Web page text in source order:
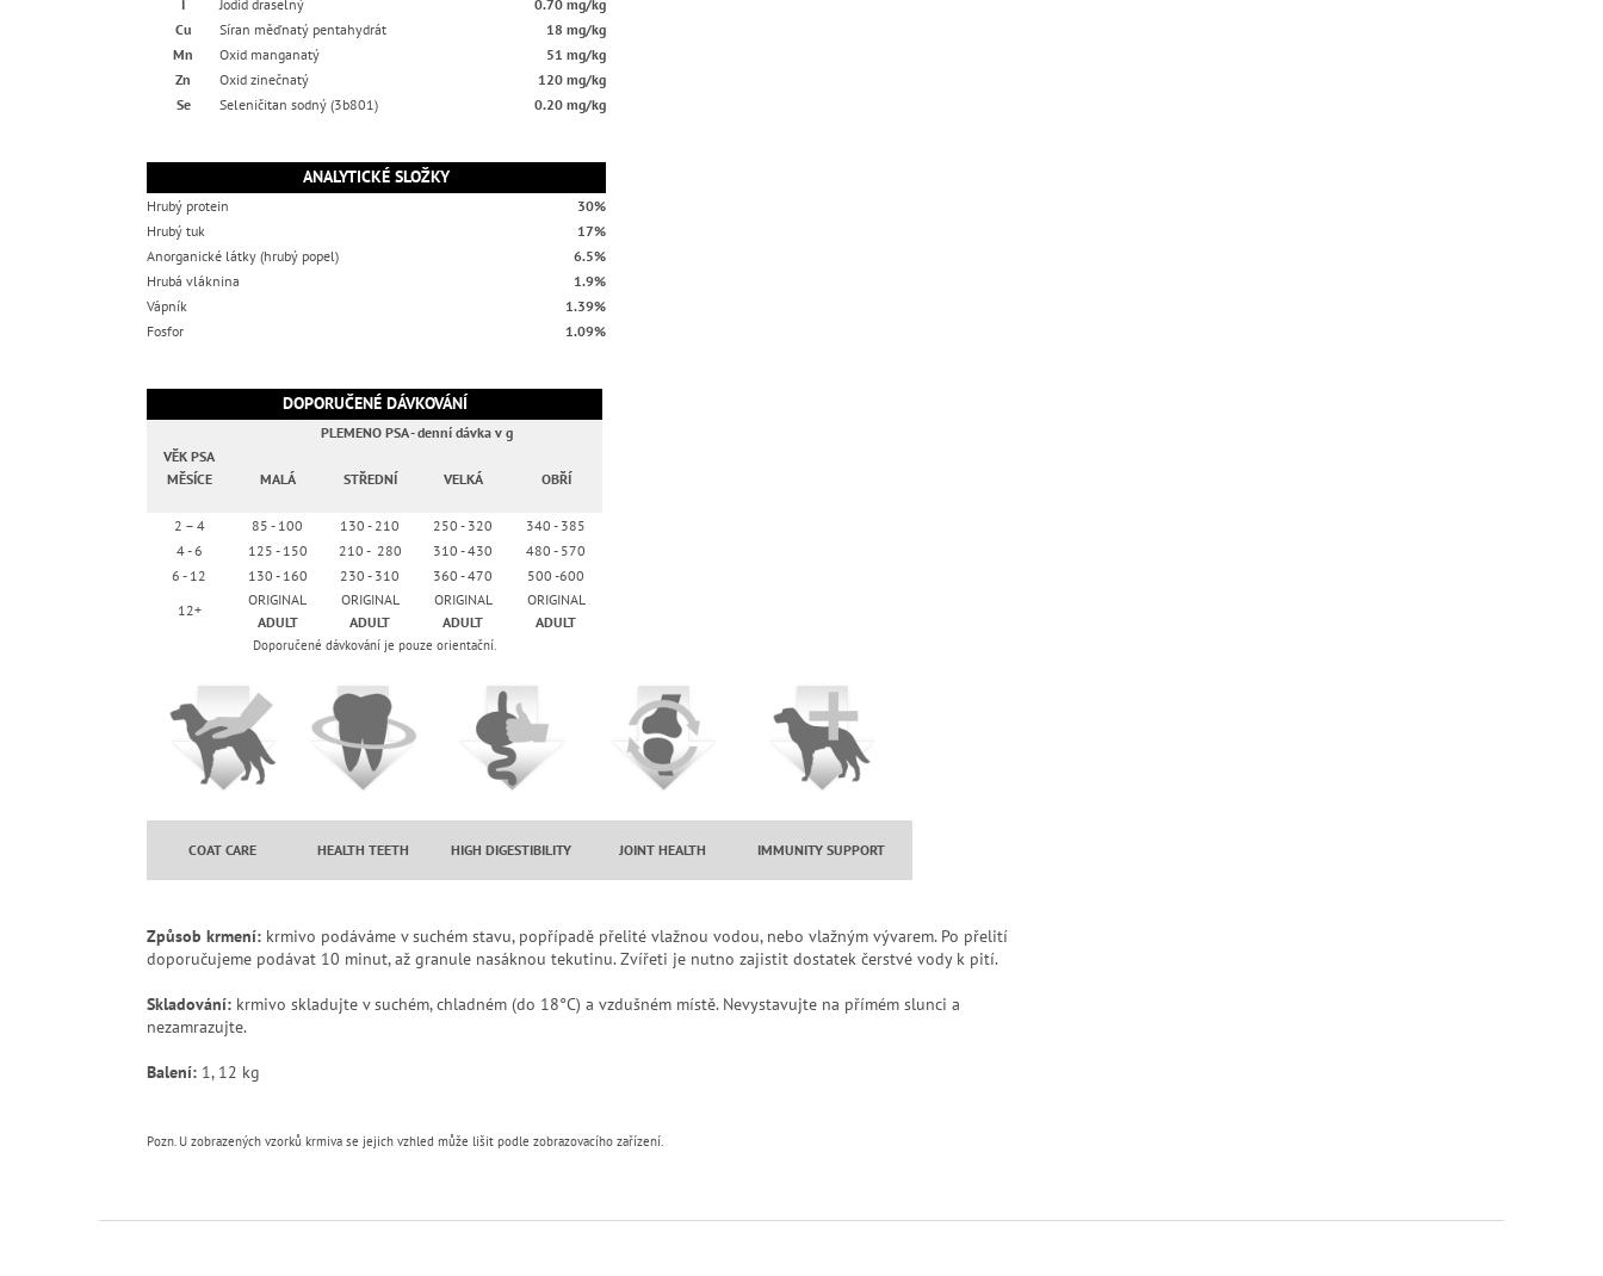
I
Jodid draselný
0.70 mg/kg
Cu
Síran měďnatý pentahydrát
18 mg/kg
Mn
Oxid manganatý
51 mg/kg
Zn
Oxid zinečnatý
120 mg/kg
Se
Seleničitan sodný (3b801) 0.20 mg/kg
ANALYTICKÉ SLOŽKY
Hrubý protein
30%
Hrubý tuk
17%
Anorganické látky (hrubý popel)
6.5%
Hrubá vláknina
1.9%
Vápník
1.39%
Fosfor
1.09%
DOPORUČENÉ DÁVKOVÁNÍ
PLEMENO PSA - denní dávka v g
VĚK PSA
MĚSÍCE
MALÁ STŘEDNÍ VELKÁ OBŘÍ
2 – 4 85 - 100 130 - 210 250 - 320
340 - 385
4 - 6
125 - 150 210 - 280 310 - 430
480 - 570
6 - 12
130 - 160 230 - 310 360 - 470
500 -600
12+
ORIGINAL
ADULT
ORIGINAL
ADULT
ORIGINAL
ADULT
ORIGINAL
ADULT
Doporučené dávkování je pouze orientační.
COAT CARE HEALTH TEETH HIGH DIGESTIBILITY JOINT HEALTH IMMUNITY SUPPORT
Způsob krmení: krmivo podáváme v suchém stavu, popřípadě přelité vlažnou vodou, nebo vlažným vývarem. Po přelití
doporučujeme podávat 10 minut, až granule nasáknou tekutinu. Zvířeti je nutno zajistit dostatek čerstvé vody k pití.
Skladování: krmivo skladujte v suchém, chladném (do 18°C) a vzdušném místě. Nevystavujte na přímém slunci a
nezamrazujte.
Balení: 1, 12 kg
Pozn. U zobrazených vzorků krmiva se jejich vzhled může lišit podle zobrazovacího zařízení.